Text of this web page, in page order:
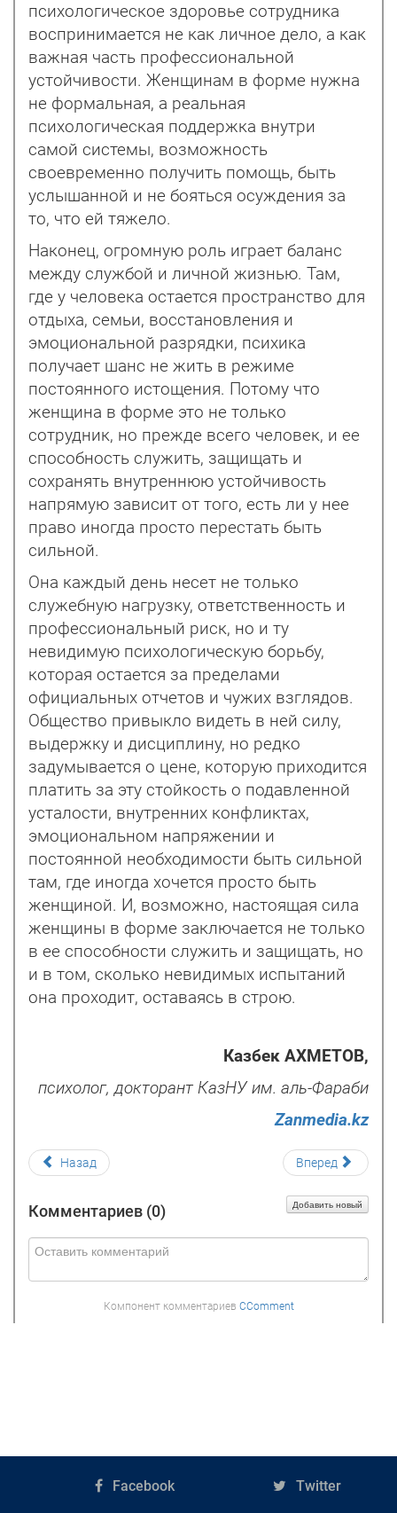
психологическое здоровье сотрудника
воспринимается не как личное дело, а как
важная часть профессиональной
устойчивости. Женщинам в форме нужна
не формальная, а реальная
психологическая поддержка внутри
самой системы, возможность
своевременно получить помощь, быть
услышанной и не бояться осуждения за
то, что ей тяжело.
Наконец, огромную роль играет баланс
между службой и личной жизнью. Там,
где у человека остается пространство для
отдыха, семьи, восстановления и
эмоциональной разрядки, психика
получает шанс не жить в режиме
постоянного истощения. Потому что
женщина в форме это не только
сотрудник, но прежде всего человек, и ее
способность служить, защищать и
сохранять внутреннюю устойчивость
напрямую зависит от того, есть ли у нее
право иногда просто перестать быть
сильной.
Она каждый день несет не только
служебную нагрузку, ответственность и
профессиональный риск, но и ту
невидимую психологическую борьбу,
которая остается за пределами
официальных отчетов и чужих взглядов.
Общество привыкло видеть в ней силу,
выдержку и дисциплину, но редко
задумывается о цене, которую приходится
платить за эту стойкость о подавленной
усталости, внутренних конфликтах,
эмоцио­нальном напряжении и
постоянной необходимости быть сильной
там, где иногда хочется просто быть
женщиной. И, возможно, настоящая сила
женщины в форме заключается не только
в ее способности служить и защищать, но
и в том, сколько невидимых испытаний
она проходит, оставаясь в строю.
Казбек АХМЕТОВ,
психолог, докторант КазНУ им. аль-Фараби
Zanmedia.kz
Назад Вперед
Комментариев (0) Добавить новый
Компонент комментариев CComment
Facebook Twitter